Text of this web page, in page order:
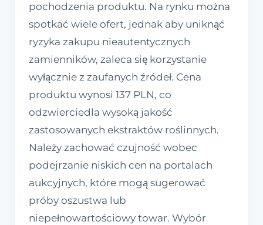
pochodzenia produktu. Na rynku można
spotkać wiele ofert, jednak aby uniknąć
ryzyka zakupu nieautentycznych
zamienników, zaleca się korzystanie
wyłącznie z zaufanych źródeł. Cena
produktu wynosi 137 PLN, co
odzwierciedla wysoką jakość
zastosowanych ekstraktów roślinnych.
Należy zachować czujność wobec
podejrzanie niskich cen na portalach
aukcyjnych, które mogą sugerować
próby oszustwa lub
niepełnowartościowy towar. Wybór